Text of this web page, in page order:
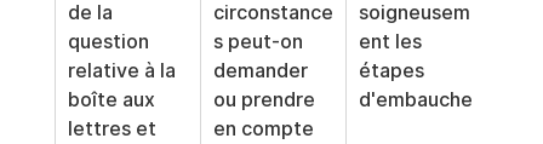
de la
question
relative à la
boîte aux
lettres et
circonstance
s peut-on
demander
ou prendre
en compte
soigneusem
ent les
étapes
d'embauche